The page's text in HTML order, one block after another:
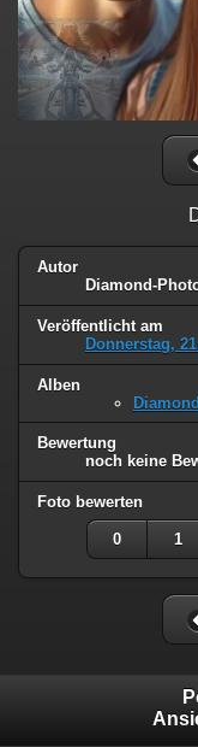
Autor
Diamond-
Veröffentlicht am
Donnerstag,
Alben
Bewertung
noch keine
Foto bewerten
0 1